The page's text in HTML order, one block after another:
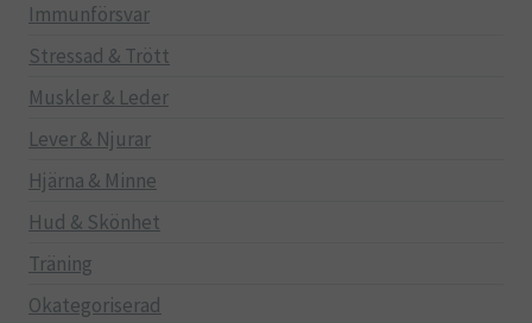
Immunförsvar
Stressad & Trött
Muskler & Leder
Lever & Njurar
Hjärna & Minne
Hud & Skönhet
Träning
Okategoriserad